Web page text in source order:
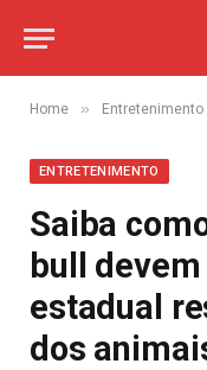
Home » Entretenimento
ENTRETENIMENTO
Saiba
bull
estadual
dos